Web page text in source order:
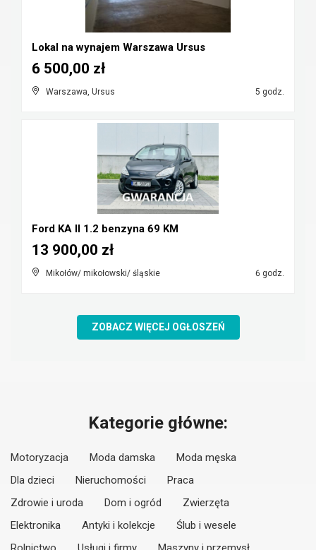
Lokal na wynajem Warszawa Ursus
Warszawa, Ursus 5 godz.
6 500,00 zł
Ford KA II 1.2 benzyna 69 KM
Mikołów/ mikołowski/ śląskie 6 godz.
13 900,00 zł
ZOBACZ WIĘCEJ OGŁOSZEŃ
Kategorie główne:
Motoryzacja Moda damska
Moda męska
Dla dzieci
Nieruchomości
Praca
Zdrowie i uroda
Dom i ogród
Zwierzęta
Elektronika
Antyki i kolekcje
Ślub i wesele